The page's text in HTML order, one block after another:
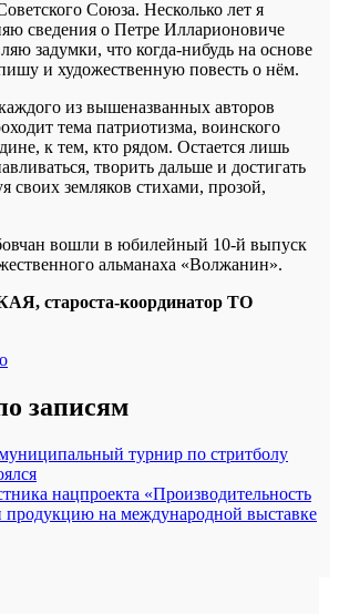
Союза. Несколько лет я
сведения о Петре Илларионовиче
задумки, что когда-нибудь на основе
и художественную повесть о нём.
из вышеназванных авторов
тема патриотизма, воинского
к тем, кто рядом. Остается лишь
творить дальше и достигать
своих земляков стихами, прозой,
вошли в юбилейный 10-й выпуск
альманаха «Волжанин».
староста-координатор ТО
записям
турнир по стритболу
нацпроекта «Производительность
продукцию на международной выставке